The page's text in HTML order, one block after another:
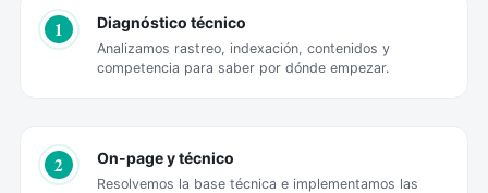
1 Diagnóstico técnico
Analizamos rastreo, indexación, contenidos y
competencia para saber por dónde empezar.
2 On-page y técnico
Resolvemos la base técnica e implementamos las